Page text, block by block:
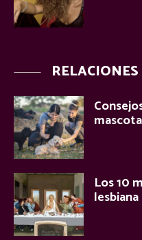
RELACIONES
Los 10
lesbiana